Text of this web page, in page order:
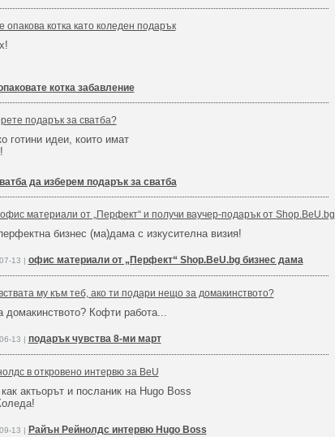
опакова котка като коледен подарък
котка забавление
подарък за сватба?
готини идеи, които имат
да изберем подарък за сватба
материали от „Перфект“ и получи ваучер-подарък от Shop.BeU.bg
бизнес (ма)дама с изкусителна визия!
13 | офис материали от „Перфект“ Shop.BeU.bg бизнес дама
му към теб, ако ти подари нещо за домакинството?
домакинството? Кофти работа...
13 | подарък чувства 8-ми март
в откровено интервю за BeU
актьорът и посланик на Hugo Boss
13 | Райън Рейнолдс интервю Hugo Boss